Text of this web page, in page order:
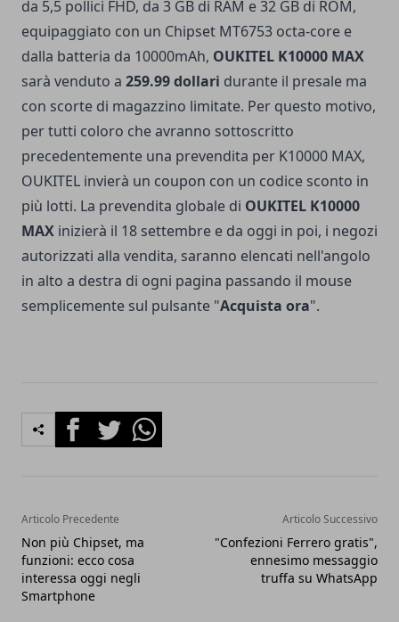
da 5,5 pollici FHD, da 3 GB di RAM e 32 GB di ROM,
equipaggiato con un Chipset MT6753 octa-core e
dalla batteria da 10000mAh, OUKITEL K10000 MAX
sarà venduto a 259.99 dollari durante il presale ma
con scorte di magazzino limitate. Per questo motivo,
per tutti coloro che avranno sottoscritto
precedentemente una prevendita per K10000 MAX,
OUKITEL invierà un coupon con un codice sconto in
più lotti. La prevendita globale di OUKITEL K10000
MAX inizierà il 18 settembre e da oggi in poi, i negozi
autorizzati alla vendita, saranno elencati nell'angolo
in alto a destra di ogni pagina passando il mouse
semplicemente sul pulsante "Acquista ora".
FacebookTwitterWhatsapp
Articolo Precedente
Non più Chipset, ma
funzioni: ecco cosa
interessa oggi negli
Smartphone
Articolo Successivo
"Confezioni Ferrero gratis",
ennesimo messaggio
truffa su WhatsApp